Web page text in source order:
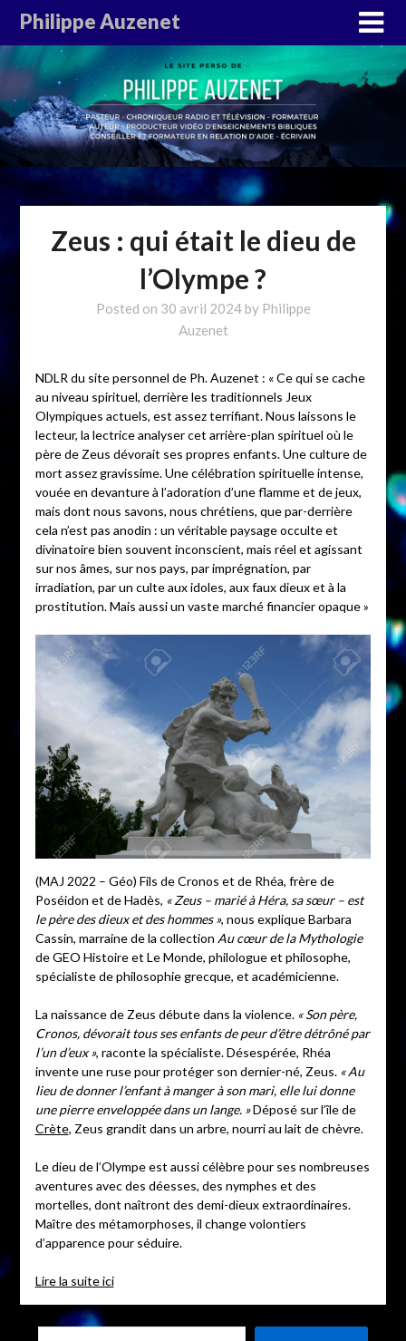
Philippe Auzenet
Zeus : qui était le dieu de
l’Olympe ?
Posted on 30 avril 2024by Philippe
Auzenet
NDLR du site personnel de Ph. Auzenet : « Ce qui se cache
au niveau spirituel, derrière les traditionnels Jeux
Olympiques actuels, est assez terrifiant. Nous laissons le
lecteur, la lectrice analyser cet arrière-plan spirituel où le
père de Zeus dévorait ses propres enfants. Une culture de
mort assez gravissime. Une célébration spirituelle intense,
vouée en devanture à l’adoration d’une flamme et de jeux,
mais dont nous savons, nous chrétiens, que par-derrière
cela n’est pas anodin : un véritable paysage occulte et
divinatoire bien souvent inconscient, mais réel et agissant
sur nos âmes, sur nos pays, par imprégnation, par
irradiation, par un culte aux idoles, aux faux dieux et à la
prostitution. Mais aussi un vaste marché financier opaque »
(MAJ 2022 – Géo) Fils de Cronos et de Rhéa, frère de
Poséidon et de Hadès, « Zeus – marié à Héra, sa sœur – est
le père des dieux et des hommes », nous explique Barbara
Cassin, marraine de la collection Au cœur de la Mythologie
de GEO Histoire et Le Monde, philologue et philosophe,
spécialiste de philosophie grecque, et académicienne.
La naissance de Zeus débute dans la violence. « Son père,
Cronos, dévorait tous ses enfants de peur d’être détrôné par
l’un d’eux », raconte la spécialiste. Désespérée, Rhéa
invente une ruse pour protéger son dernier-né, Zeus.« Au
lieu de donner l’enfant à manger à son mari, elle lui donne
une pierre enveloppée dans un lange. »Déposé sur l’île de
Crète, Zeus grandit dans un arbre, nourri au lait de chèvre.
Le dieu de l’Olympe est aussi célèbre pour ses nombreuses
aventures avec des déesses, des nymphes et des
mortelles, dont naîtront des demi-dieux extraordinaires.
Maître des métamorphoses, il change volontiers
d’apparence pour séduire.
Lire la suite ici